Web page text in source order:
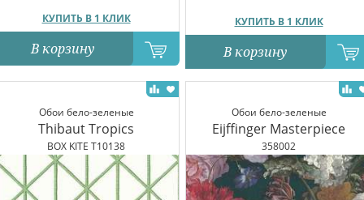
КУПИТЬ В 1 КЛИК
В корзину
КУПИТЬ В 1 КЛИК
В корзину
Обои бело-зеленые
Thibaut Tropics
BOX KITE T10138
Обои бело-зеленые
Eijffinger Masterpiece
358002